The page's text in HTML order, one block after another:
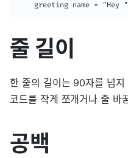
greeting name = "Hey
줄 길이
한 줄의 길이는 90자를 넘
코드를 작게 쪼개거나 줄 바
공백